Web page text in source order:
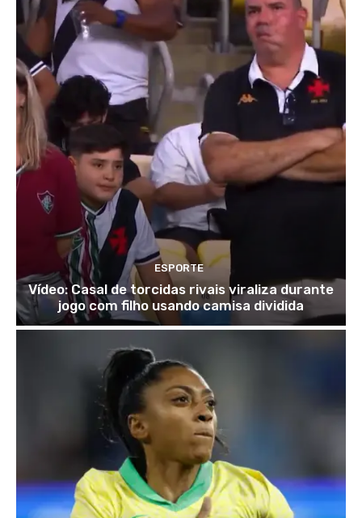
ESPORTE
Vídeo: Casal de torcidas rivais viraliza durante
jogo com filho usando camisa dividida